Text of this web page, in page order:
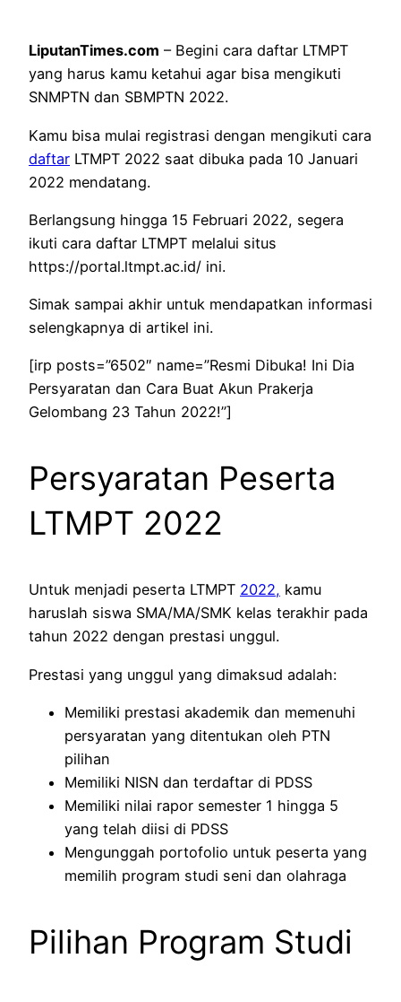
LiputanTimes.com – Begini cara daftar LTMPT
yang harus kamu ketahui agar bisa mengikuti
SNMPTN dan SBMPTN 2022.
Kamu bisa mulai registrasi dengan mengikuti cara
daftar LTMPT 2022 saat dibuka pada 10 Januari
2022 mendatang.
Berlangsung hingga 15 Februari 2022, segera
ikuti cara daftar LTMPT melalui situs
https://portal.ltmpt.ac.id/ ini.
Simak sampai akhir untuk mendapatkan informasi
selengkapnya di artikel ini.
[irp posts=”6502″ name=”Resmi Dibuka! Ini Dia
Persyaratan dan Cara Buat Akun Prakerja
Gelombang 23 Tahun 2022!”]
Persyaratan Peserta
LTMPT 2022
Untuk menjadi peserta LTMPT 2022, kamu
haruslah siswa SMA/MA/SMK kelas terakhir pada
tahun 2022 dengan prestasi unggul.
Prestasi yang unggul yang dimaksud adalah:
Memiliki prestasi akademik dan memenuhi
persyaratan yang ditentukan oleh PTN
pilihan
Memiliki NISN dan terdaftar di PDSS
Memiliki nilai rapor semester 1 hingga 5
yang telah diisi di PDSS
Mengunggah portofolio untuk peserta yang
memilih program studi seni dan olahraga
Pilihan Program Studi